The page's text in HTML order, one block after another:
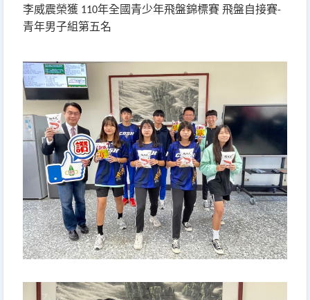
李威震榮獲 110年全國青少年飛盤錦標賽 飛盤自接賽-
青年男子組第五名